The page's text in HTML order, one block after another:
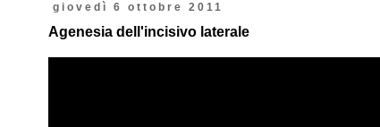
giovedì 6 ottobre 2011
Agenesia dell'incisivo laterale